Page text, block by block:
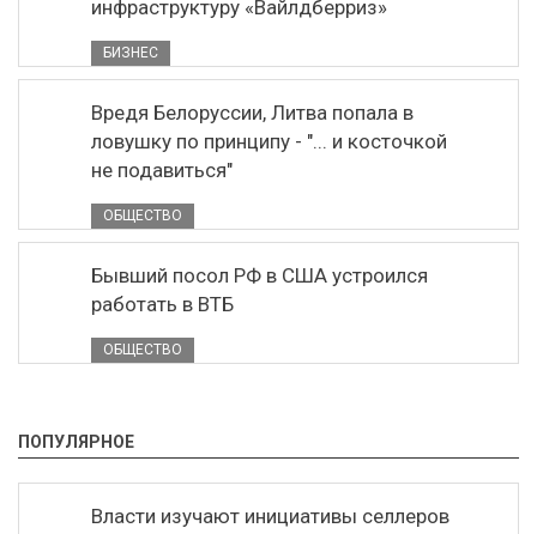
инфраструктуру «Вайлдберриз»
БИЗНЕС
Вредя Белоруссии, Литва попала в
ловушку по принципу - "... и косточкой
не подавиться"
ОБЩЕСТВО
Бывший посол РФ в США устроился
работать в ВТБ
ОБЩЕСТВО
ПОПУЛЯРНОЕ
Власти изучают инициативы селлеров